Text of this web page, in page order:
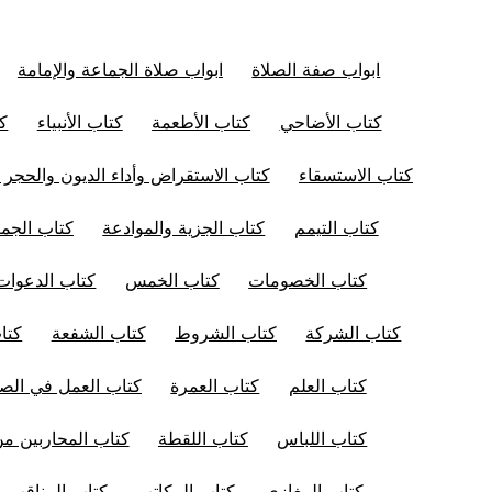
ابواب صفة الصلاة ابواب صلاة الجماعة والإمامة
كتاب الأضاحي كتاب الأطعمة كتاب الأنبياء
كتاب الاستسقاء كتاب الاستقراض وأداء الديون
كتاب التيمم كتاب الجزية والموادعة كتاب
كتاب الخصومات كتاب الخمس كتاب
كتاب الشركة كتاب الشروط كتاب الشفعة
كتاب العلم كتاب العمرة كتاب العمل في
كتاب اللباس كتاب اللقطة كتاب المحاربين